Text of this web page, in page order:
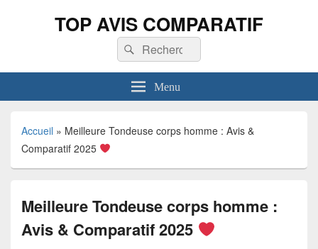
TOP AVIS COMPARATIF
Recherche :
Rechercher
Menu
Accueil » Meilleure Tondeuse corps homme : Avis &
Comparatif 2025
Meilleure Tondeuse corps homme :
Avis & Comparatif 2025